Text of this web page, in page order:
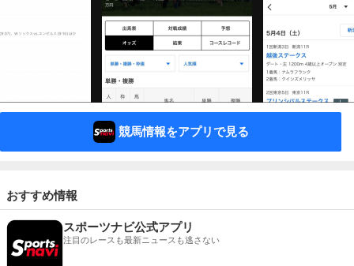
競馬情報をアプリで見る
おすすめ情報
スポーツナビ公式アプリ
注目のレースも最新ニュースも逃さない